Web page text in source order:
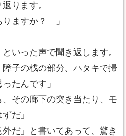
ります。
りますか？ 」
いった声で聞き返します。
障子の桟の部分、ハタキで掃
たんです」
、その廊下の突き当たり、モ
だ」
だ」と書いてあって、驚き